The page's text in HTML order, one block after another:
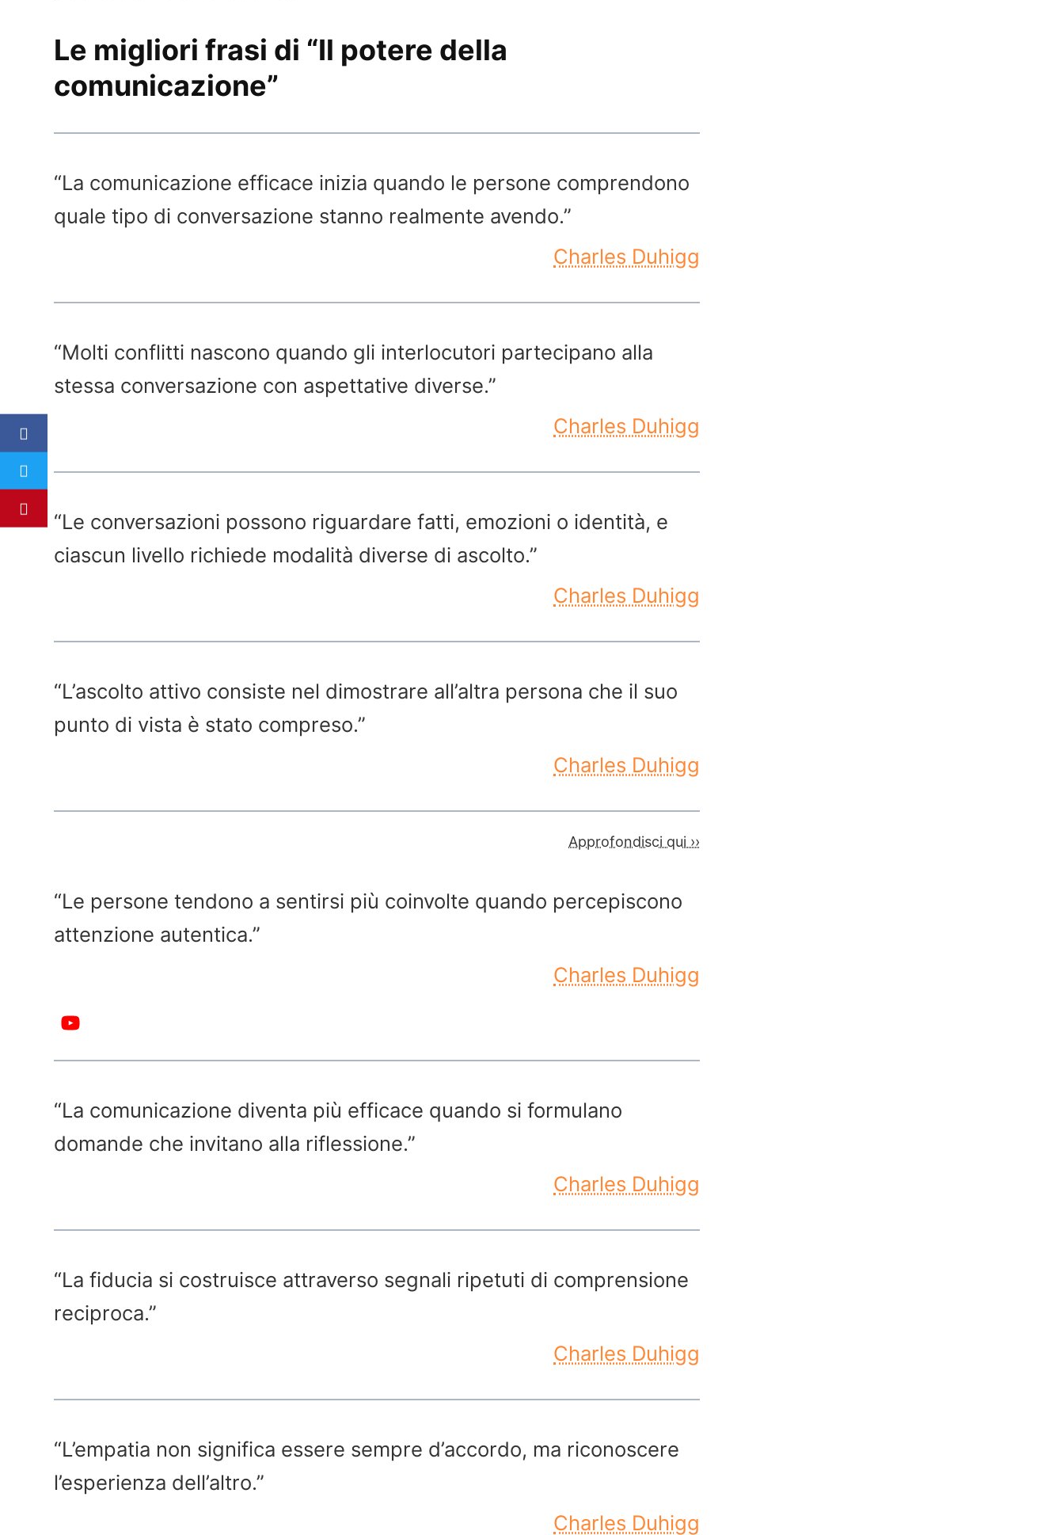
Le migliori frasi di “Il potere della
comunicazione”
“La comunicazione efficace inizia quando le persone comprendono
quale tipo di conversazione stanno realmente avendo.”
Charles Duhigg
“Molti conflitti nascono quando gli interlocutori partecipano alla
stessa conversazione con aspettative diverse.”
Charles Duhigg
“Le conversazioni possono riguardare fatti, emozioni o identità, e
ciascun livello richiede modalità diverse di ascolto.”
Charles Duhigg
“L’ascolto attivo consiste nel dimostrare all’altra persona che il suo
punto di vista è stato compreso.”
Charles Duhigg
Approfondisci qui ››
“Le persone tendono a sentirsi più coinvolte quando percepiscono
attenzione autentica.”
Charles Duhigg
“La comunicazione diventa più efficace quando si formulano
domande che invitano alla riflessione.”
Charles Duhigg
“La fiducia si costruisce attraverso segnali ripetuti di comprensione
reciproca.”
Charles Duhigg
“L’empatia non significa essere sempre d’accordo, ma riconoscere
l’esperienza dell’altro.”
Charles Duhigg